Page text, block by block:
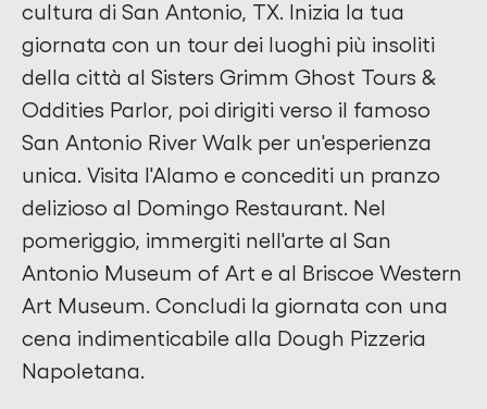
cultura di San Antonio, TX. Inizia la tua
giornata con un tour dei luoghi più insoliti
della città al Sisters Grimm Ghost Tours &
Oddities Parlor, poi dirigiti verso il famoso
San Antonio River Walk per un'esperienza
unica. Visita l'Alamo e concediti un pranzo
delizioso al Domingo Restaurant. Nel
pomeriggio, immergiti nell'arte al San
Antonio Museum of Art e al Briscoe Western
Art Museum. Concludi la giornata con una
cena indimenticabile alla Dough Pizzeria
Napoletana.